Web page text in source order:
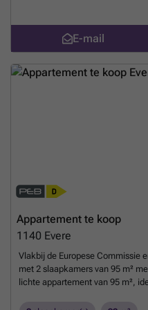
weten?
E-mail
Appartement te koop
1140 Evere
Vlakbij de Europese Commissie
met 2 slaapkamers van 95 m²
lichte appartement van 95 m²,